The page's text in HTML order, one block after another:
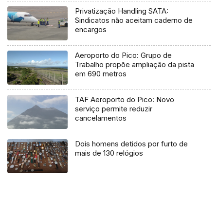
Privatização Handling SATA:
Sindicatos não aceitam caderno de
encargos
Aeroporto do Pico: Grupo de
Trabalho propõe ampliação da pista
em 690 metros
TAF Aeroporto do Pico: Novo
serviço permite reduzir
cancelamentos
Dois homens detidos por furto de
mais de 130 relógios